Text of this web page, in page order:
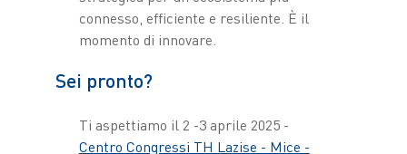
connesso, efficiente e resiliente. È il
momento di innovare.
Sei pronto?
Ti aspettiamo il 2 -3 aprile 2025 -
Centro Congressi TH Lazise - Mice -